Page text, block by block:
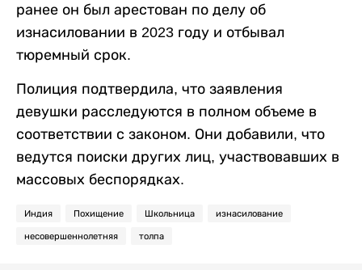
ранее он был арестован по делу об
изнасиловании в 2023 году и отбывал
тюремный срок.
Полиция подтвердила, что заявления
девушки расследуются в полном объеме в
соответствии с законом. Они добавили, что
ведутся поиски других лиц, участвовавших в
массовых беспорядках.
Индия Похищение Школьница изнасилование
несовершеннолетняя толпа